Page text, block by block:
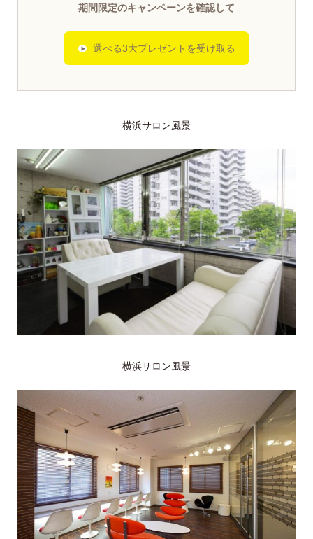
期間限定のキャンペーンを確認して
選べる3大プレゼントを受け取る
横浜サロン風景
横浜サロン風景